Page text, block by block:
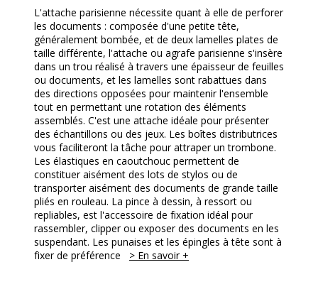
L'attache parisienne nécessite quant à elle de perforer
les documents : composée d'une petite tête,
généralement bombée, et de deux lamelles plates de
taille différente, l'attache ou agrafe parisienne s'insère
dans un trou réalisé à travers une épaisseur de feuilles
ou documents, et les lamelles sont rabattues dans
des directions opposées pour maintenir l'ensemble
tout en permettant une rotation des éléments
assemblés. C'est une attache idéale pour présenter
des échantillons ou des jeux. Les boîtes distributrices
vous faciliteront la tâche pour attraper un trombone.
Les élastiques en caoutchouc permettent de
constituer aisément des lots de stylos ou de
transporter aisément des documents de grande taille
pliés en rouleau. La pince à dessin, à ressort ou
repliables, est l'accessoire de fixation idéal pour
rassembler, clipper ou exposer des documents en les
suspendant. Les punaises et les épingles à tête sont à
fixer de préférence
> En savoir +